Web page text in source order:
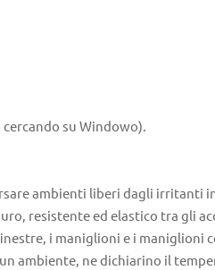
su Windowo).
ambienti liberi dagli irritanti
resistente ed elastico tra gli
i maniglioni e i maniglioni
ambiente, ne dichiarino il